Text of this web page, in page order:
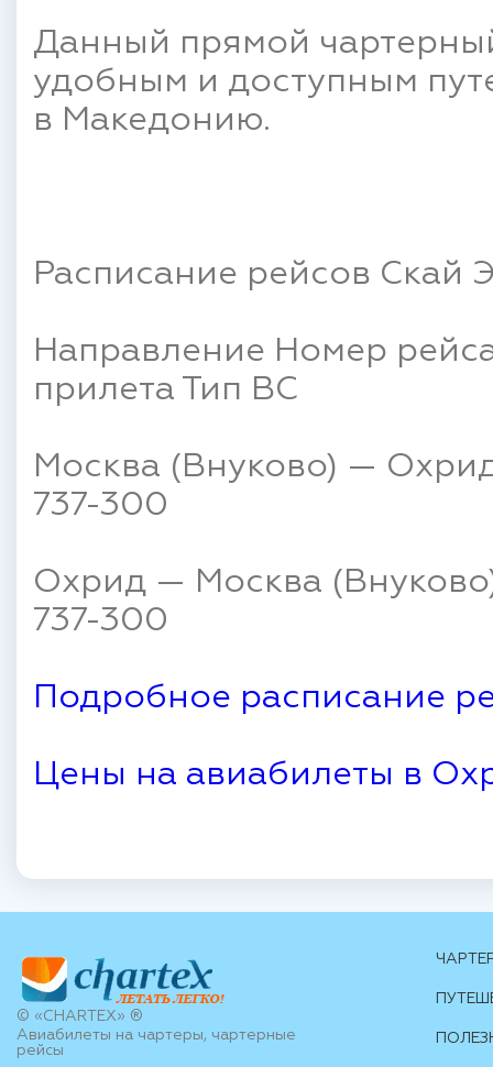
Данный прямой
удобным и доступным
в Македонию.
Расписание рейсов Скай
Направление Номер
прилета Тип ВС
Москва (Внуково) — Охрид
737-300
Охрид — Москва
737-300
Подробное расписание
Цены на авиабилеты в
© «CHARTEX» ®
Авиабилеты на чартеры, чартерные
рейсы